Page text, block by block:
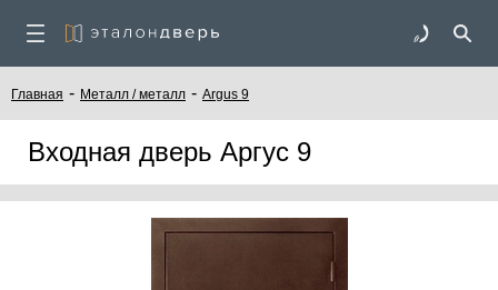
Главная - Металл / металл - Argus 9
Входная дверь Аргус 9